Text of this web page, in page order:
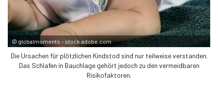
© globalmoments - stock.adobe.com
Die Ursachen für plötzlichen Kindstod sind nur teilweise verstanden.
Das Schlafen in Bauchlage gehört jedoch zu den vermeidbaren
Risikofaktoren.